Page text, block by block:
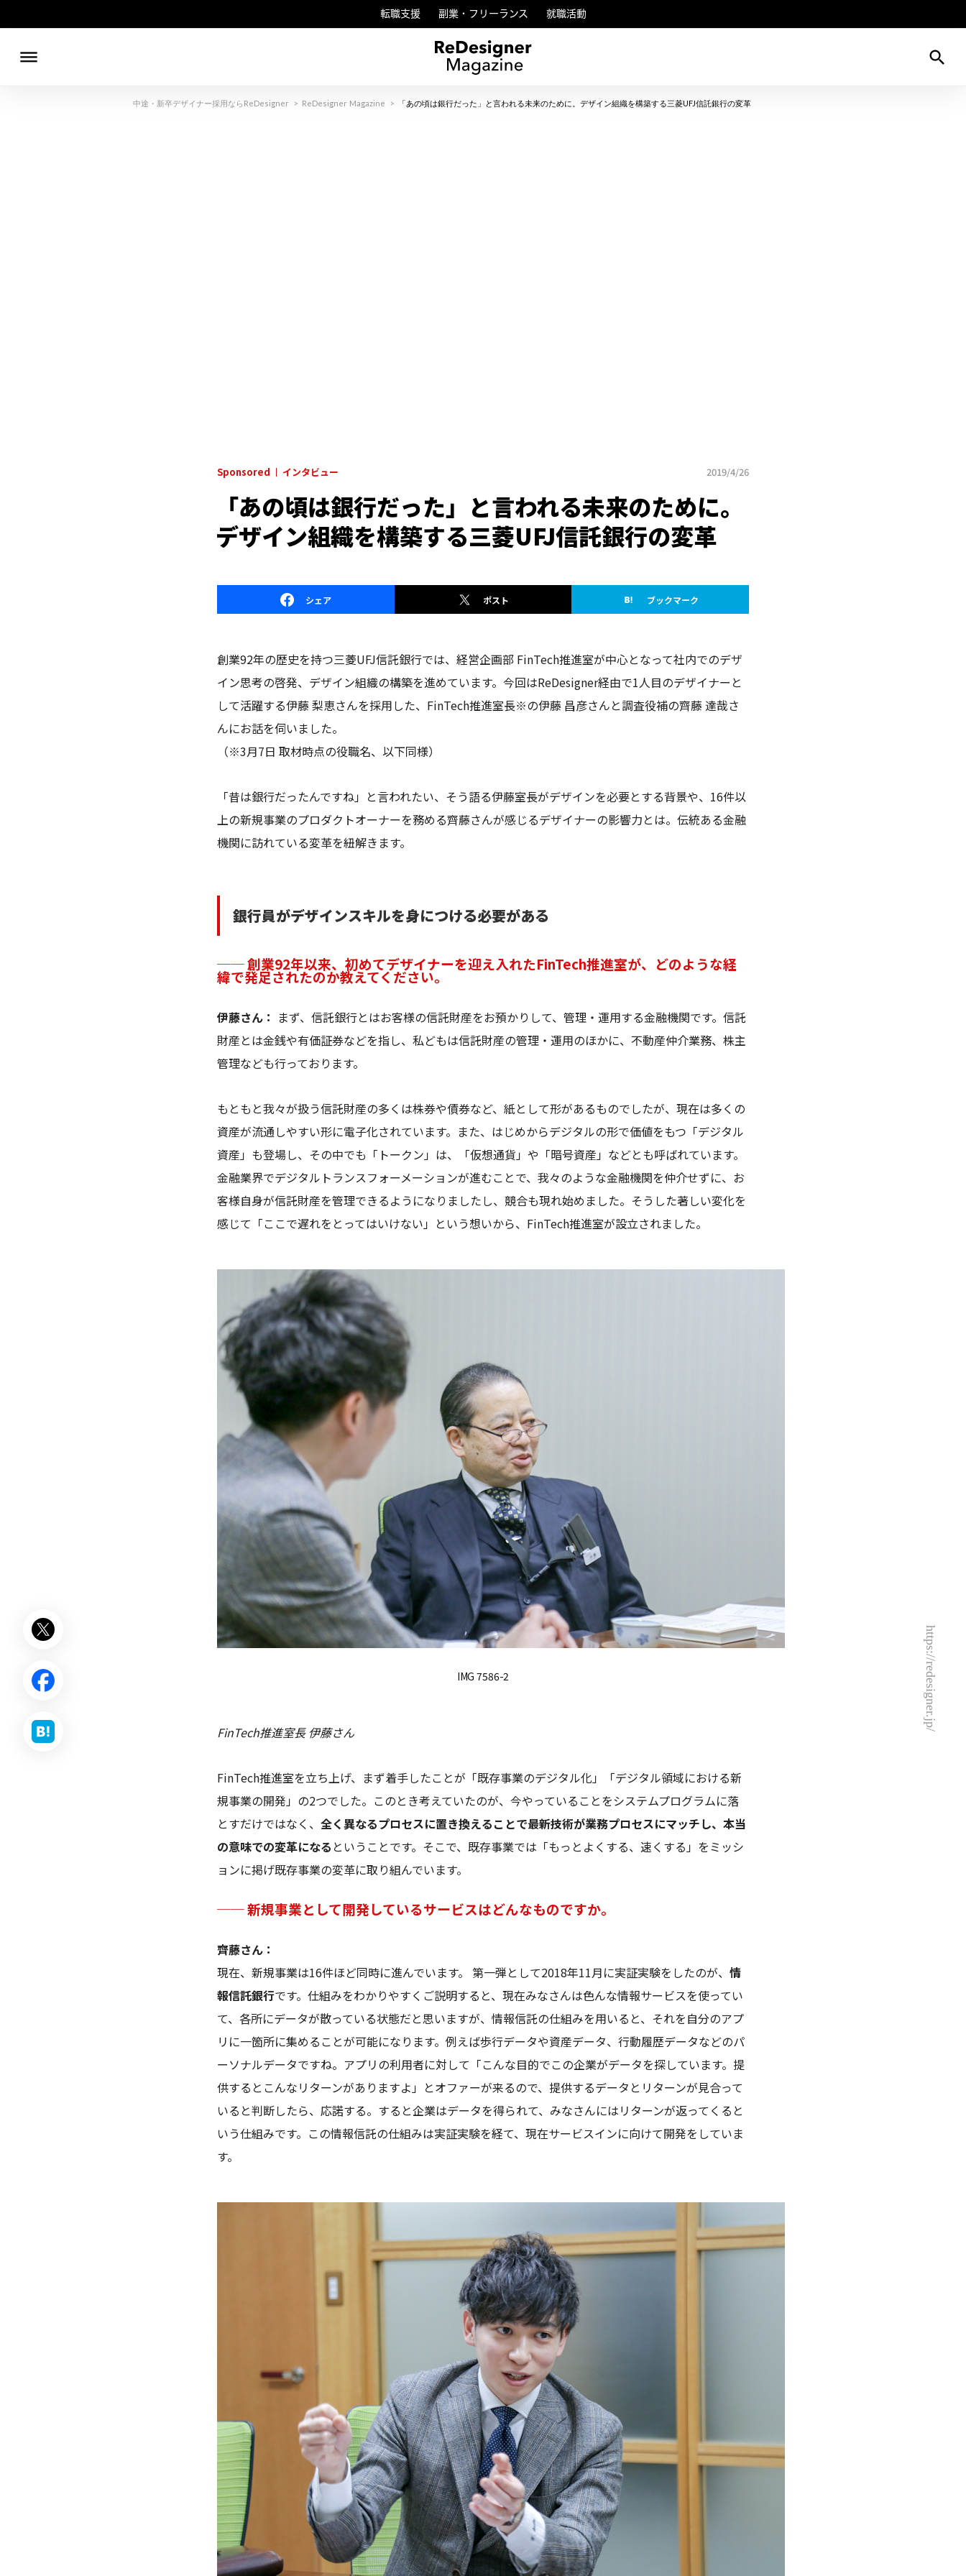
転職支援 副業・フリーランス 就職活動
dehaze search
中途・新卒デザイナー採用ならReDesigner > ReDesigner Magazine > 「あの頃は銀行だった」と言われる未来のために。デザイン組織を構築する三菱UFJ信託銀行の変革
https://redesigner.jp/
Sponsored インタビュー 2019/4/26
「あの頃は銀行だった」と言われる未来のために。
デザイン組織を構築する三菱UFJ信託銀行の変革
シェア ポスト ブックマーク
創業92年の歴史を持つ三菱UFJ信託銀行では、経営企画部 FinTech推進室が中心となって社内でのデザ
イン思考の啓発、デザイン組織の構築を進めています。今回はReDesigner経由で1人目のデザイナーと
して活躍する伊藤 梨恵さんを採用した、FinTech推進室長※の伊藤 昌彦さんと調査役補の齊藤 達哉さ
んにお話を伺いました。
（※3月7日 取材時点の役職名、以下同様）
「昔は銀行だったんですね」と言われたい、そう語る伊藤室長がデザインを必要とする背景や、16件以
上の新規事業のプロダクトオーナーを務める齊藤さんが感じるデザイナーの影響力とは。伝統ある金融
機関に訪れている変革を紐解きます。
銀行員がデザインスキルを身につける必要がある
── 創業92年以来、初めてデザイナーを迎え入れたFinTech推進室が、どのような経
緯で発足されたのか教えてください。
伊藤さん： まず、信託銀行とはお客様の信託財産をお預かりして、管理・運用する金融機関です。信託
財産とは金銭や有価証券などを指し、私どもは信託財産の管理・運用のほかに、不動産仲介業務、株主
管理なども行っております。
もともと我々が扱う信託財産の多くは株券や債券など、紙として形があるものでしたが、現在は多くの
資産が流通しやすい形に電子化されています。また、はじめからデジタルの形で価値をもつ「デジタル
資産」も登場し、その中でも「トークン」は、「仮想通貨」や「暗号資産」などとも呼ばれています。
金融業界でデジタルトランスフォーメーションが進むことで、我々のような金融機関を仲介せずに、お
客様自身が信託財産を管理できるようになりましたし、競合も現れ始めました。そうした著しい変化を
感じて「ここで遅れをとってはいけない」という想いから、FinTech推進室が設立されました。
IMG 7586-2
FinTech推進室長 伊藤さん
FinTech推進室を立ち上げ、まず着手したことが「既存事業のデジタル化」「デジタル領域における新
規事業の開発」の2つでした。このとき考えていたのが、今やっていることをシステムプログラムに落
とすだけではなく、 全く異なるプロセスに置き換えることで最新技術が業務プロセスにマッチし、本当
の意味での変革になる ということです。そこで、既存事業では「もっとよくする、速くする」をミッシ
ョンに掲げ既存事業の変革に取り組んでいます。
── 新規事業として開発しているサービスはどんなものですか。
齊藤さん：
現在、新規事業は16件ほど同時に進んでいます。 第一弾として2018年11月に実証実験をしたのが、 情
報信託銀行です。仕組みをわかりやすくご説明すると、現在みなさんは色んな情報サービスを使ってい
て、各所にデータが散っている状態だと思いますが、情報信託の仕組みを用いると、それを自分のアプ
リに一箇所に集めることが可能になります。例えば歩行データや資産データ、行動履歴データなどのパ
ーソナルデータですね。アプリの利用者に対して「こんな目的でこの企業がデータを探しています。提
供するとこんなリターンがありますよ」とオファーが来るので、提供するデータとリターンが見合って
いると判断したら、応諾する。すると企業はデータを得られて、みなさんにはリターンが返ってくると
いう仕組みです。この情報信託の仕組みは実証実験を経て、現在サービスインに向けて開発をしていま
す。